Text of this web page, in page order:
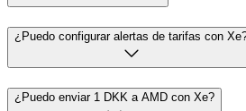
¿Puedo configurar alertas de tarifas con
¿Puedo enviar 1 DKK a AMD con Xe?